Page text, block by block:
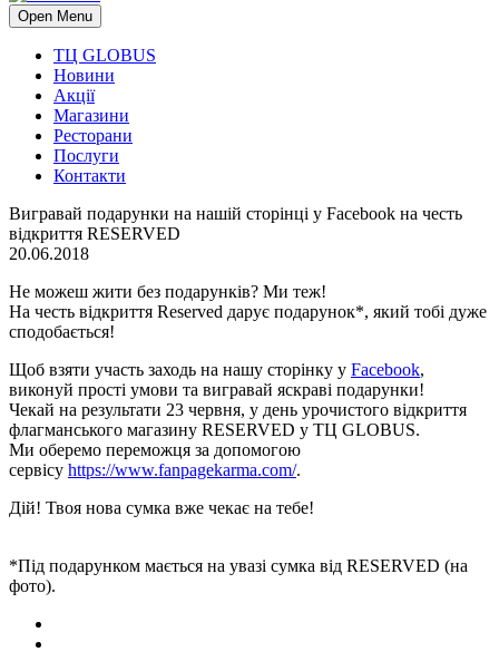
Open Menu
ТЦ GLOBUS
Новини
Акції
Магазини
Ресторани
Послуги
Контакти
Вигравай подарунки на нашій сторінці у Facebook на честь
відкриття RESERVED
20.06.2018
Не можеш жити без подарунків? Ми теж!
На честь відкриття Reserved дарує подарунок*, який тобі дуже
сподобається!
Щоб взяти участь заходь на нашу сторінку у Facebook,
виконуй прості умови та вигравай яскраві подарунки!
Чекай на результати 23 червня, у день урочистого відкриття
флагманського магазину RESERVED у ТЦ GLOBUS.
Ми оберемо переможця за допомогою
сервісу https://www.fanpagekarma.com/.
Дій! Твоя нова сумка вже чекає на тебе!
*Під подарунком мається на увазі сумка від RESERVED (на
фото).